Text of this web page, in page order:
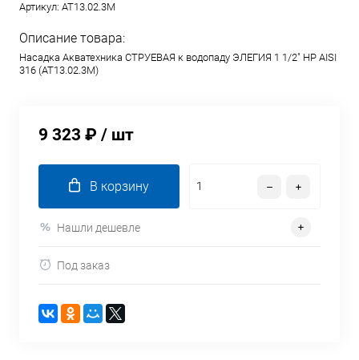
Артикул: AT13.02.3M
Описание товара:
Насадка Акватехника СТРУЕВАЯ к водопаду ЭЛЕГИЯ 1 1/2" НР AISI
316 (AT13.02.3M)
9 323 ₽ / шт
В корзину
Нашли дешевле
Под заказ